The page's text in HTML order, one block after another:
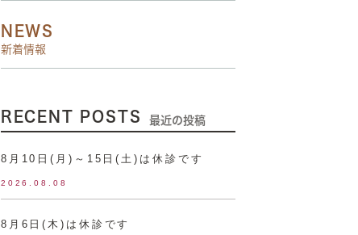
NEWS
新着情報
RECENT POSTS 最近の投稿
8月10日(月)～15日(土)は休診です
2026.08.08
8月6日(木)は休診です